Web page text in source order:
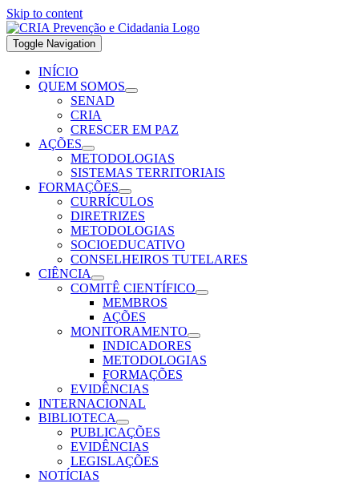
Skip to content
Toggle Navigation
INÍCIO
QUEM SOMOS
SENAD
CRIA
CRESCER EM PAZ
AÇÕES
METODOLOGIAS
SISTEMAS TERRITORIAIS
FORMAÇÕES
CURRÍCULOS
DIRETRIZES
METODOLOGIAS
SOCIOEDUCATIVO
CONSELHEIROS TUTELARES
CIÊNCIA
COMITÊ CIENTÍFICO
MEMBROS
AÇÕES
MONITORAMENTO
INDICADORES
METODOLOGIAS
FORMAÇÕES
EVIDÊNCIAS
INTERNACIONAL
BIBLIOTECA
PUBLICAÇÕES
EVIDÊNCIAS
LEGISLAÇÕES
NOTÍCIAS